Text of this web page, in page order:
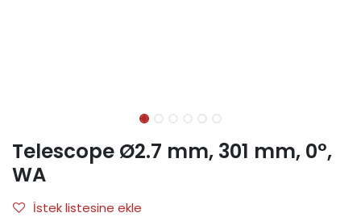
Telescope Ø2.7 mm, 301 mm, 0°,
WA
İstek listesine ekle